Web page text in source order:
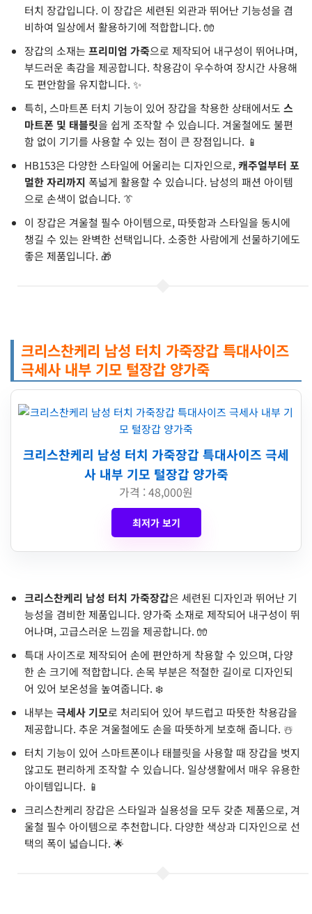
터치 장갑입니다. 이 장갑은 세련된 외관과 뛰어난 기능성을 겸
비하여 일상에서 활용하기에 적합합니다. 🧤
장갑의 소재는 프리미엄 가죽으로 제작되어 내구성이 뛰어나며,
부드러운 촉감을 제공합니다. 착용감이 우수하여 장시간 사용해
도 편안함을 유지합니다. ✨
특히, 스마트폰 터치 기능이 있어 장갑을 착용한 상태에서도 스
마트폰 및 태블릿을 쉽게 조작할 수 있습니다. 겨울철에도 불편
함 없이 기기를 사용할 수 있는 점이 큰 장점입니다. 📱
HB153은 다양한 스타일에 어울리는 디자인으로,캐주얼부터 포
멀한 자리까지 폭넓게 활용할 수 있습니다. 남성의 패션 아이템
으로 손색이 없습니다. 👔
이 장갑은 겨울철 필수 아이템으로, 따뜻함과 스타일을 동시에
챙길 수 있는 완벽한 선택입니다. 소중한 사람에게 선물하기에도
좋은 제품입니다. 🎁
크리스찬케리 남성 터치 가죽장갑 특대사이즈
극세사 내부 기모 털장갑 양가죽
크리스찬케리 남성 터치 가죽장갑 특대사이즈 극세
사 내부 기모 털장갑 양가죽
가격 : 48,000원
최저가 보기
크리스찬케리 남성 터치 가죽장갑은 세련된 디자인과 뛰어난 기
능성을 겸비한 제품입니다. 양가죽 소재로 제작되어 내구성이 뛰
어나며, 고급스러운 느낌을 제공합니다. 🧤
특대 사이즈로 제작되어 손에 편안하게 착용할 수 있으며, 다양
한 손 크기에 적합합니다. 손목 부분은 적절한 길이로 디자인되
어 있어 보온성을 높여줍니다. ❄️
내부는 극세사 기모로 처리되어 있어 부드럽고 따뜻한 착용감을
제공합니다. 추운 겨울철에도 손을 따뜻하게 보호해 줍니다. ☃️
터치 기능이 있어 스마트폰이나 태블릿을 사용할 때 장갑을 벗지
않고도 편리하게 조작할 수 있습니다. 일상생활에서 매우 유용한
아이템입니다. 📱
크리스찬케리 장갑은 스타일과 실용성을 모두 갖춘 제품으로, 겨
울철 필수 아이템으로 추천합니다. 다양한 색상과 디자인으로 선
택의 폭이 넓습니다. 🌟